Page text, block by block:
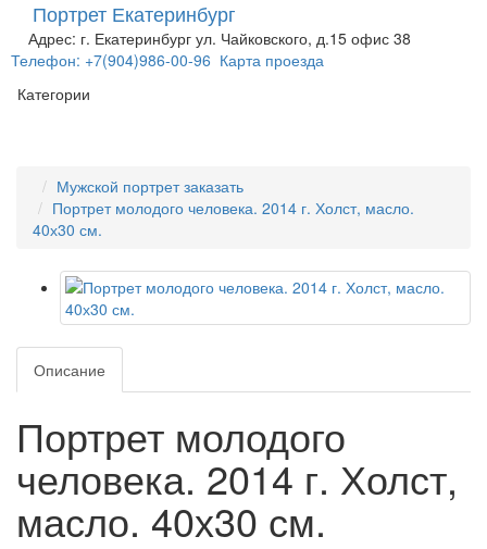
Портрет Екатеринбург
Адрес: г. Екатеринбург ул. Чайковского, д.15 офис 38
Телефон: +7(904)986-00-96 Карта проезда
Категории
Мужской портрет заказать
Портрет молодого человека. 2014 г. Холст, масло.
40х30 см.
Описание
Портрет молодого
человека. 2014 г. Холст,
масло. 40х30 см.